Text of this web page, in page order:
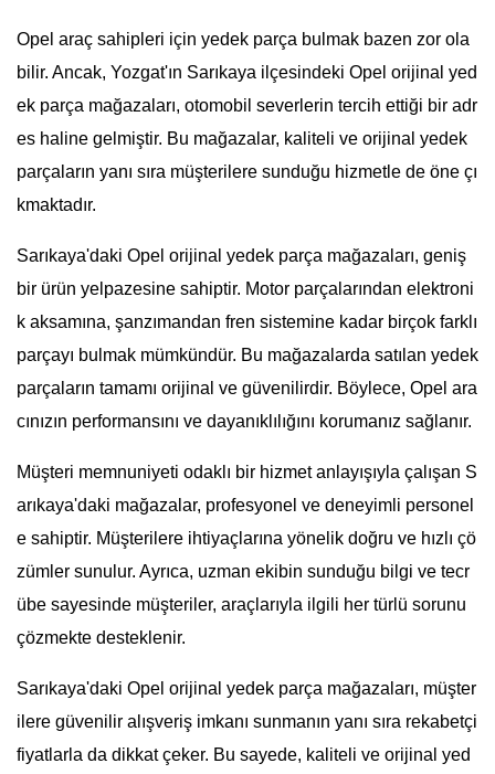
Opel araç sahipleri için yedek parça bulmak bazen zor ola
bilir. Ancak, Yozgat'ın Sarıkaya ilçesindeki Opel orijinal yed
ek parça mağazaları, otomobil severlerin tercih ettiği bir adr
es haline gelmiştir. Bu mağazalar, kaliteli ve orijinal yedek
parçaların yanı sıra müşterilere sunduğu hizmetle de öne çı
kmaktadır.
Sarıkaya'daki Opel orijinal yedek parça mağazaları, geniş
bir ürün yelpazesine sahiptir. Motor parçalarından elektroni
k aksamına, şanzımandan fren sistemine kadar birçok farklı
parçayı bulmak mümkündür. Bu mağazalarda satılan yedek
parçaların tamamı orijinal ve güvenilirdir. Böylece, Opel ara
cınızın performansını ve dayanıklılığını korumanız sağlanır.
Müşteri memnuniyeti odaklı bir hizmet anlayışıyla çalışan S
arıkaya'daki mağazalar, profesyonel ve deneyimli personel
e sahiptir. Müşterilere ihtiyaçlarına yönelik doğru ve hızlı çö
zümler sunulur. Ayrıca, uzman ekibin sunduğu bilgi ve tecr
übe sayesinde müşteriler, araçlarıyla ilgili her türlü sorunu
çözmekte desteklenir.
Sarıkaya'daki Opel orijinal yedek parça mağazaları, müşter
ilere güvenilir alışveriş imkanı sunmanın yanı sıra rekabetçi
fiyatlarla da dikkat çeker. Bu sayede, kaliteli ve orijinal yed